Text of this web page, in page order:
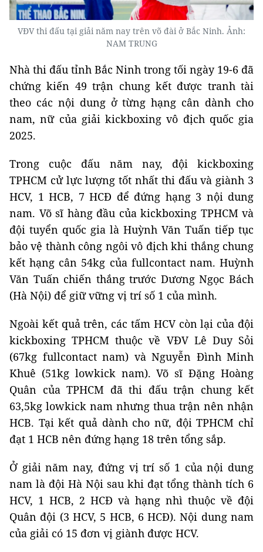
VĐV thi đấu tại giải năm nay trên võ đài ở Bắc Ninh. Ảnh:
NAM TRUNG
Nhà thi đấu tỉnh Bắc Ninh trong tối ngày 19-6 đã
chứng kiến 49 trận chung kết được tranh tài
theo các nội dung ở từng hạng cân dành cho
nam, nữ của giải kickboxing vô địch quốc gia
2025.
Trong cuộc đấu năm nay, đội kickboxing
TPHCM cử lực lượng tốt nhất thi đấu và giành 3
HCV, 1 HCB, 7 HCĐ để đứng hạng 3 nội dung
nam. Võ sĩ hàng đầu của kickboxing TPHCM và
đội tuyển quốc gia là Huỳnh Văn Tuấn tiếp tục
bảo vệ thành công ngôi vô địch khi thắng chung
kết hạng cân 54kg của fullcontact nam. Huỳnh
Văn Tuấn chiến thắng trước Dương Ngọc Bách
(Hà Nội) để giữ vững vị trí số 1 của mình.
Ngoài kết quả trên, các tấm HCV còn lại của đội
kickboxing TPHCM thuộc về VĐV Lê Duy Sỏi
(67kg fullcontact nam) và Nguyễn Đình Minh
Khuê (51kg lowkick nam). Võ sĩ Đặng Hoàng
Quân của TPHCM đã thi đấu trận chung kết
63,5kg lowkick nam nhưng thua trận nên nhận
HCB. Tại kết quả dành cho nữ, đội TPHCM chỉ
đạt 1 HCB nên đứng hạng 18 trên tổng sắp.
Ở giải năm nay, đứng vị trí số 1 của nội dung
nam là đội Hà Nội sau khi đạt tổng thành tích 6
HCV, 1 HCB, 2 HCĐ và hạng nhì thuộc về đội
Quân đội (3 HCV, 5 HCB, 6 HCĐ). Nội dung nam
của giải có 15 đơn vị giành được HCV.